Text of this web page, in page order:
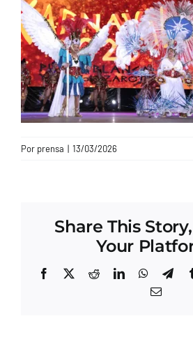
CONTACTO
Por prensa | 13/03/2026
Share This
Your
Facebook
X RedditLinkedIn
Correo